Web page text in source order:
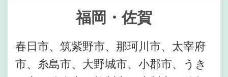
福岡・佐賀
春日市、筑紫野市、那珂川市、太宰府
市、糸島市、大野城市、小郡市、うき